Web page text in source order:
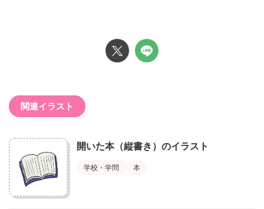
関連イラスト
開いた本（縦書き）のイラスト
学校・学問 本